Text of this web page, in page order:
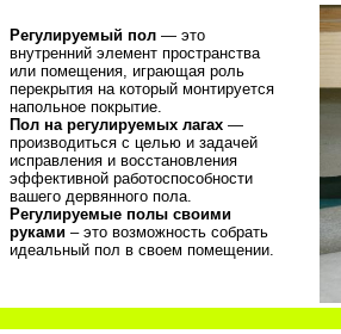
Регулируемый пол — это
внутренний элемент пространства
или помещения, играющая роль
перекрытия на который монтируется
напольное покрытие.
Пол на регулируемых лагах —
производиться с целью и задачей
исправления и восстановления
эффективной работоспособности
вашего дервянного пола.
Регулируемые полы своими
руками – это возможность собрать
идеальный пол в своем помещении.